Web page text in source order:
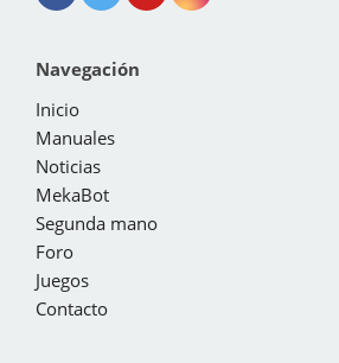
Navegación
Inicio
Manuales
Noticias
MekaBot
Segunda mano
Foro
Juegos
Contacto